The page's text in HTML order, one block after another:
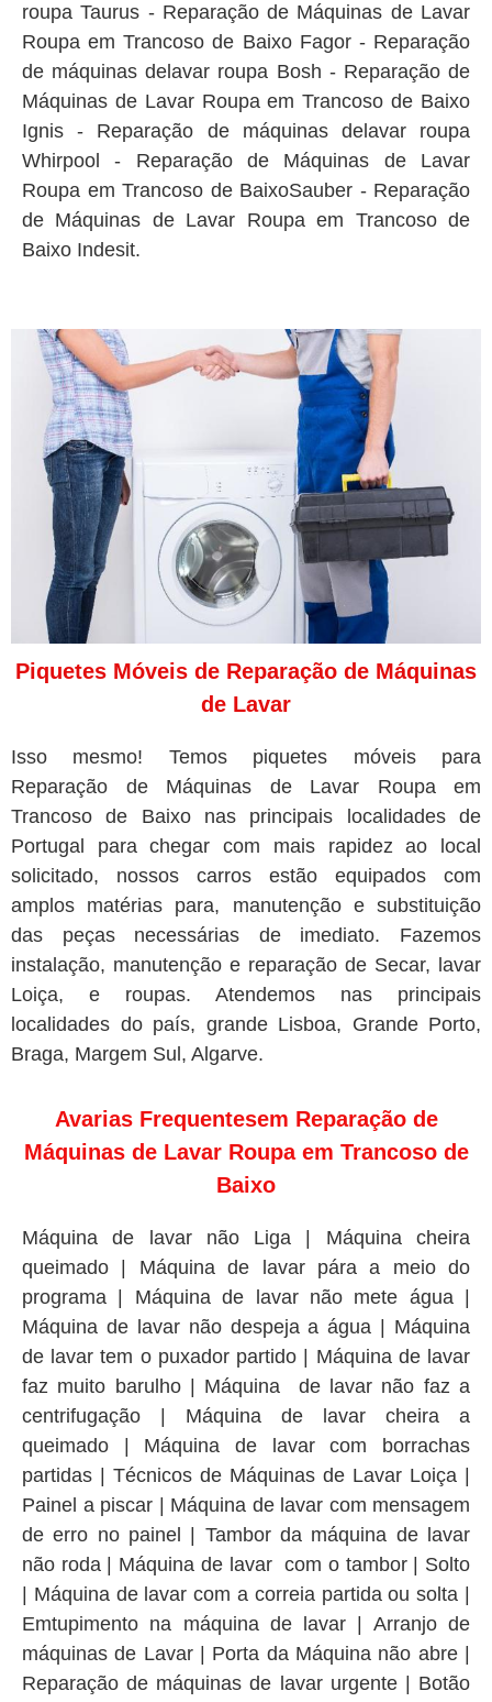
roupa Taurus - Reparação de Máquinas de Lavar
Roupa em Trancoso de Baixo Fagor - Reparação
de máquinas delavar roupa Bosh - Reparação de
Máquinas de Lavar Roupa em Trancoso de Baixo
Ignis - Reparação de máquinas delavar roupa
Whirpool - Reparação de Máquinas de Lavar
Roupa em Trancoso de BaixoSauber - Reparação
de Máquinas de Lavar Roupa em Trancoso de
Baixo Indesit.
Piquetes Móveis de Reparação de Máquinas
de Lavar
Isso mesmo! Temos piquetes móveis para
Reparação de Máquinas de Lavar Roupa em
Trancoso de Baixo nas principais localidades de
Portugal para chegar com mais rapidez ao local
solicitado, nossos carros estão equipados com
amplos matérias para, manutenção e substituição
das peças necessárias de imediato. Fazemos
instalação, manutenção e reparação de Secar, lavar
Loiça, e roupas. Atendemos nas principais
localidades do país, grande Lisboa, Grande Porto,
Braga, Margem Sul, Algarve.
Avarias Frequentesem Reparação de
Máquinas de Lavar Roupa em Trancoso de
Baixo
Máquina de lavar não Liga | Máquina cheira
queimado | Máquina de lavar pára a meio do
programa | Máquina de lavar não mete água |
Máquina de lavar não despeja a água | Máquina
de lavar tem o puxador partido | Máquina de lavar
faz muito barulho | Máquina de lavar não faz a
centrifugação | Máquina de lavar cheira a
queimado | Máquina de lavar com borrachas
partidas | Técnicos de Máquinas de Lavar Loiça |
Painel a piscar | Máquina de lavar com mensagem
de erro no painel | Tambor da máquina de lavar
não roda | Máquina de lavar com o tambor | Solto
| Máquina de lavar com a correia partida ou solta |
Emtupimento na máquina de lavar | Arranjo de
máquinas de Lavar | Porta da Máquina não abre |
Reparação de máquinas de lavar urgente | Botão